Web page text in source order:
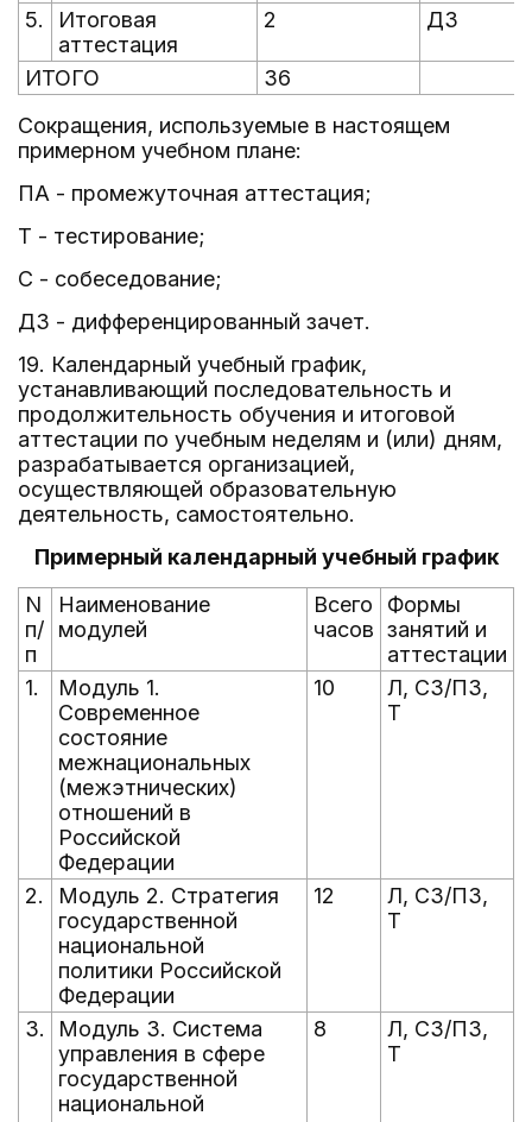
5.
Итоговая
аттестация
2 ДЗ
ИТОГО
36
Сокращения, используемые в настоящем
примерном учебном плане:
ПА - промежуточная аттестация;
Т - тестирование;
С - собеседование;
ДЗ - дифференцированный зачет.
19. Календарный учебный график,
устанавливающий последовательность и
продолжительность обучения и итоговой
аттестации по учебным неделям и (или) дням,
разрабатывается организацией,
осуществляющей образовательную
деятельность, самостоятельно.
Примерный календарный учебный график
N
п/
п
Наименование
модулей
Всего
часов
Формы
занятий и
аттестации
1.
Модуль 1.
Современное
состояние
межнациональных
(межэтнических)
отношений в
Российской
Федерации
10
Л, СЗ/ПЗ,
Т
2.
Модуль 2. Стратегия
государственной
национальной
политики Российской
Федерации
12
Л, СЗ/ПЗ,
Т
3.
Модуль 3. Система
управления в сфере
государственной
национальной
8
Л, СЗ/ПЗ,
Т